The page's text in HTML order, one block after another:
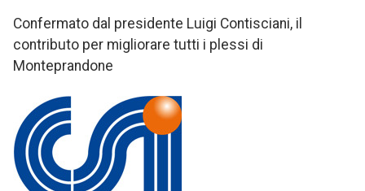
Confermato dal presidente Luigi Contisciani, il
contributo per migliorare tutti i plessi di
Monteprandone